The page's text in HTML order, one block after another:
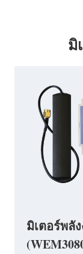
มิ
มิเตอร์พลั